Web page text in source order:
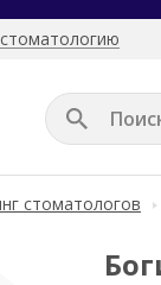
стоматологов